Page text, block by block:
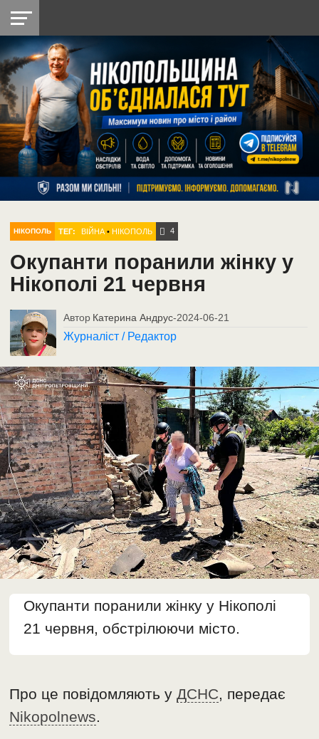
НІКОПОЛЬ
РАЙОН
СІЧЕСЛАВСЬКА
УКРАЇНА
РЕТРО
НІКОПОЛЬ
ЛАЙТ
УКРАЇНА
ДОПОМОГА
РАДІО
НІКОПОЛЬ ТЕГ: ВІЙНА •НІКОПОЛЬ 4
Окупанти поранили жінку у
Нікополі 21 червня
Автор Катерина Андрус-2024-06-21
Журналіст / Редактор
Окупанти поранили жінку у Нікополі
21 червня, обстрілюючи місто.
Про це повідомляють уДСНС, передає
Nikopolnews.